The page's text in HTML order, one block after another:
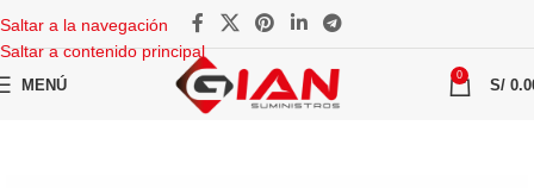
Saltar a la navegación
Saltar a contenido principal
MENÚ
0
S/